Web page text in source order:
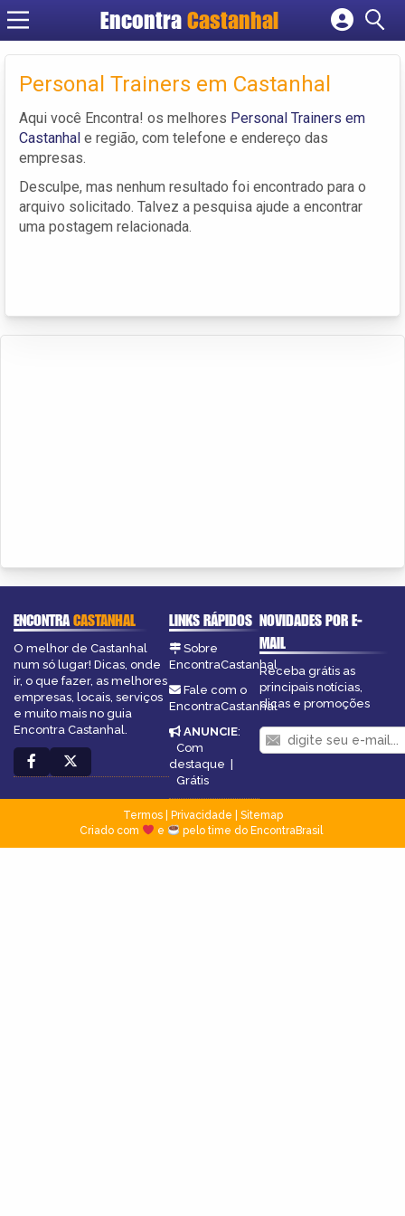
EncontraCastanhal
Cadastrar empresa
Criar conta
Personal Trainers em Castanhal
Aqui você Encontra! os melhores Personal Trainers em
Castanhal e região, com telefone e endereço das
empresas.
Desculpe, mas nenhum resultado foi encontrado para o
arquivo solicitado. Talvez a pesquisa ajude a encontrar
uma postagem relacionada.
ENCONTRACASTANHAL
O melhor de Castanhal
num só lugar! Dicas, onde
ir, o que fazer, as melhores
empresas, locais, serviços
e muito mais no guia
Encontra Castanhal.
LINKS RÁPIDOS
Sobre
EncontraCastanhal
Fale com o
EncontraCastanhal
ANUNCIE:
Com
destaque |
Grátis
NOVIDADES POR E-
MAIL
Receba grátis as
principais notícias,
dicas e promoções
Termos| Privacidade
Sitemap
Criado com
e pelo time do EncontraBrasil